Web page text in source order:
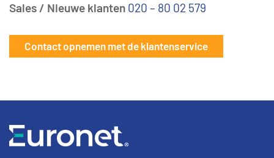
Sales / Nieuwe klanten 020 – 80 02 579
Contact opnemen met de klantenservice